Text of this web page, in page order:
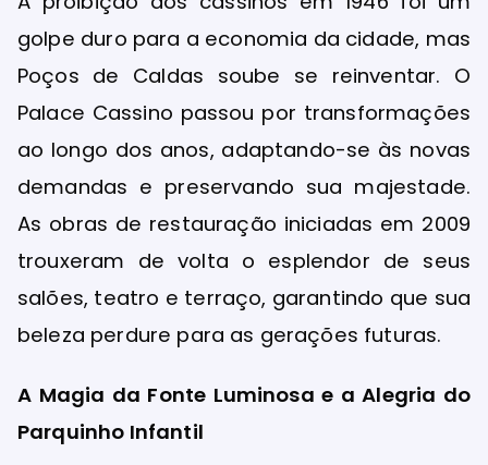
golpe duro para a economia da cidade, mas
Poços de Caldas soube se reinventar. O
Palace Cassino passou por transformações
ao longo dos anos, adaptando-se às novas
demandas e preservando sua majestade.
As obras de restauração iniciadas em 2009
trouxeram de volta o esplendor de seus
salões, teatro e terraço, garantindo que sua
beleza perdure para as gerações futuras.
A Magia da Fonte Luminosa e a Alegria do
Parquinho Infantil